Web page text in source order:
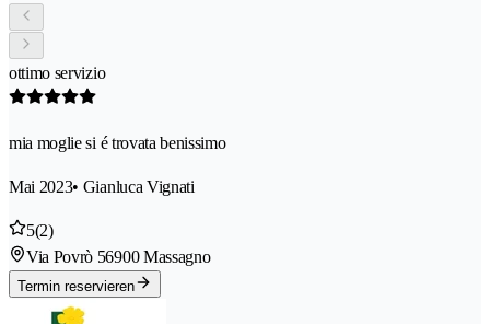
ottimo servizio
mia moglie si é trovata benissimo
Mai 2023• Gianluca Vignati
5(2)
Via Povrò 56900 Massagno
Termin reservieren